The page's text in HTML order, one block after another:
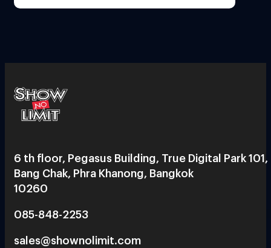
6 th floor, Pegasus Building, True Digital Park 101,
Bang Chak, Phra Khanong, Bangkok
10260
085-848-2253
sales@shownolimit.com